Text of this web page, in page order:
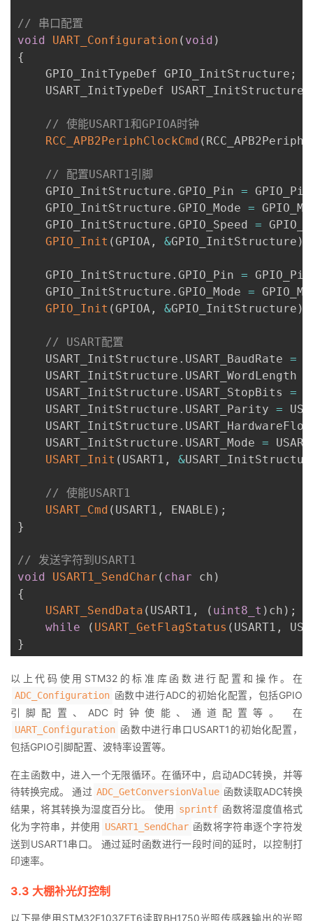
// 串口配置
void
UART_Configuration ( void )
{
    GPIO_InitTypeDef GPIO_InitStructure
;
    USART_InitTypeDef USART_InitStructure
// 使能USART1和GPIOA时钟
RCC_APB2PeriphClockCmd (
// 配置USART1引脚
    GPIO_InitStructure
. GPIO_Pin =
    GPIO_InitStructure
. GPIO_Mode =
    GPIO_InitStructure
. GPIO_Speed =
GPIO_Init (GPIOA , &GPIO_InitStructure )
    GPIO_InitStructure
. GPIO_Pin =
    GPIO_InitStructure
. GPIO_Mode =
GPIO_Init (GPIOA , &GPIO_InitStructure )
// USART配置
    USART_InitStructure
. USART_BaudRate =
    USART_InitStructure
. USART_WordLength
    USART_InitStructure
. USART_StopBits =
    USART_InitStructure
. USART_Parity =
    USART_InitStructure
.
    USART_InitStructure
. USART_Mode =
USART_Init ( USART1 , &
// 使能USART1
USART_Cmd ( USART1 , ENABLE ) ;
}
// 发送字符到USART1
void
USART1_SendChar ( char ch )
{
USART_SendData ( USART1 , ( uint8_t ) ch ) ;
while
( USART_GetFlagStatus ( USART1 ,
}
以上代码使用STM32的标准库函数进行配置和操作。在
ADC_Configuration 函数中进行ADC的初始化配置，包括GPIO
引脚配置、ADC时钟使能、通道配置等。 在
UART_Configuration 函数中进行串口USART1的初始化配置，
包括GPIO引脚配置、波特率设置等。
在主函数中，进入一个无限循环。在循环中，启动ADC转换，并等
待转换完成。 通过 ADC_GetConversionValue 函数读取ADC转换
结果，将其转换为湿度百分比。 使用 sprintf 函数将湿度值格式
化为字符串，并使用 USART1_SendChar 函数将字符串逐个字符发
送到USART1串口。 通过延时函数进行一段时间的延时，以控制打
印速率。
3.3 大棚补光灯控制
以下是使用STM32F103ZET6读取BH1750光照传感器输出的光照